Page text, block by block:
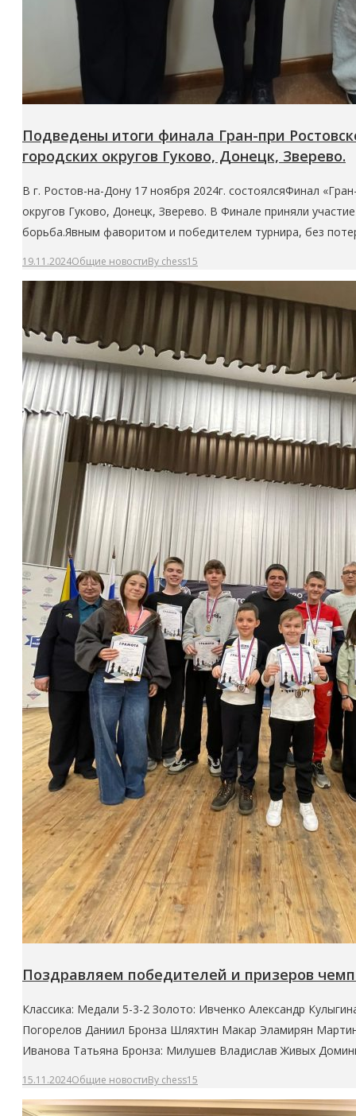
Подведены итоги финала Гран-при
городских округов Гуково, Донецк, Зверево.
В г. Ростов-на-Дону 17 ноября 2024г. состоялсяФинал
округов Гуково, Донецк, Зверево. В Финале приняли
борьба.Явным фаворитом и победителем турнира, без
19.11.2024Общие новостиBy chess15
Поздравляем победителей и призеров
Классика: Медали 5-3-2 Золото: Ивченко Александр
Погорелов Даниил Бронза Шляхтин Макар Эламирян
Иванова Татьяна Бронза: Милушев Владислав Живых
15.11.2024Общие новостиBy chess15